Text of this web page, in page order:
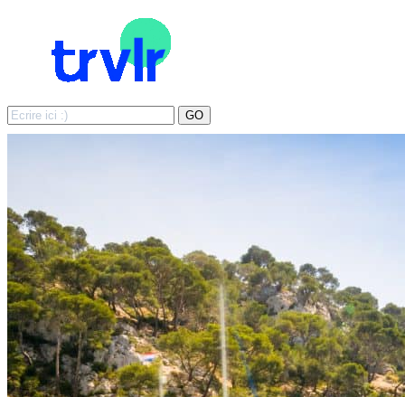
Search
for:
GO